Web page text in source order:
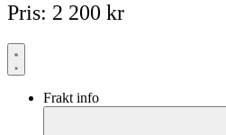
Pris: 2 200 kr
Frakt info